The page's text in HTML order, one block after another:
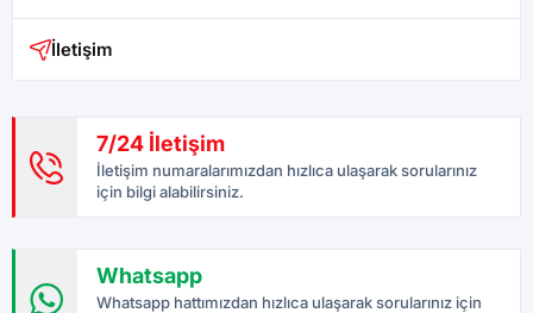
İletişim
7/24 İletişim
İletişim numaralarımızdan hızlıca ulaşarak sorularınız
için bilgi alabilirsiniz.
Whatsapp
Whatsapp hattımızdan hızlıca ulaşarak sorularınız için